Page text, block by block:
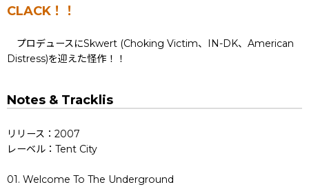
CLACK！！
プロデュースにSkwert (Choking Victim、IN-DK、American
Distress)を迎えた怪作！！
Notes & Tracklis
リリース：2007
レーベル：Tent City
01. Welcome To The Underground